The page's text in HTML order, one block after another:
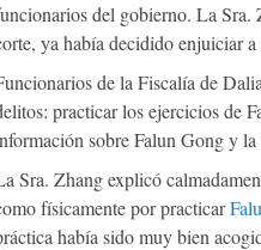
del gobierno. La Sra.
ya había decidido enjuiciar
de la Fiscalía de
practicar los ejercicios de
sobre Falun Gong y la
Sra. Zhang explicó
físicamente por practicar
había sido muy bien